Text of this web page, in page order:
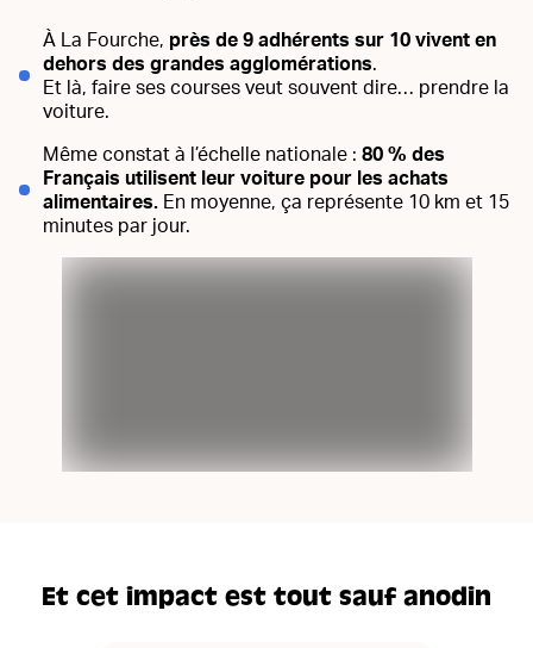
À La Fourche, près de 9 adhérents sur 10 vivent en
dehors des grandes agglomérations.
Et là, faire ses courses veut souvent dire… prendre la
voiture.
Même constat à l’échelle nationale : 80 % des
Français utilisent leur voiture pour les achats
alimentaires. En moyenne, ça représente 10 km et 15
minutes par jour.
Et cet impact est tout sauf anodin